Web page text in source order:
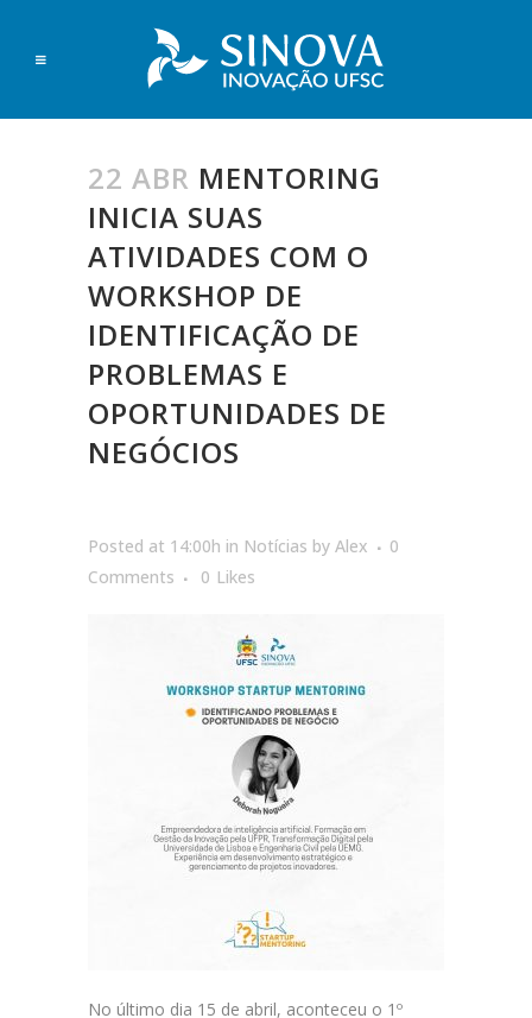
22 ABR MENTORING
INICIA SUAS
ATIVIDADES COM O
WORKSHOP DE
IDENTIFICAÇÃO DE
PROBLEMAS E
OPORTUNIDADES DE
NEGÓCIOS
Posted at 14:00h in Notícias by Alex
0
Comments
0 Likes
No último dia 15 de abril, aconteceu o 1º